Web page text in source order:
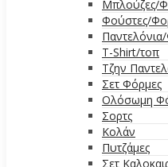
Μπλούζες/
Φούστες/
T-Shirt/τοπ
Τζην
Σετ Φόρμες
Ολόσωμη
Σορτς
Κολάν
Πυτζάμες
Σετ